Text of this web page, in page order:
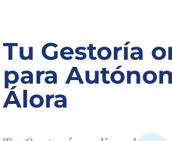
Tu Gestoría
para
Álora